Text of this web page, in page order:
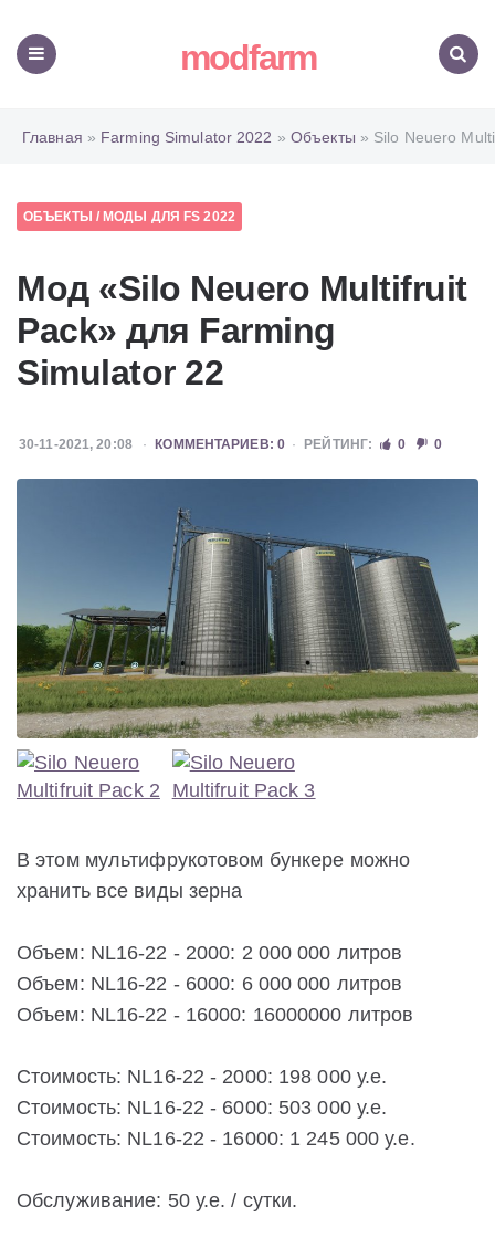
modfarm
Главная » Farming Simulator 2022 » Объекты » Silo Neuero
ОБЪЕКТЫ / МОДЫ ДЛЯ FS 2022
Мод «Silo Neuero Multifruit
Pack» для Farming
Simulator 22
30-11-2021, 20:08 КОММЕНТАРИЕВ: 0 РЕЙТИНГ: 0 0
В этом мультифрукотовом бункере можно
хранить все виды зерна
Объем: NL16-22 - 2000: 2 000 000 литров
Объем: NL16-22 - 6000: 6 000 000 литров
Объем: NL16-22 - 16000: 16000000 литров
Стоимость: NL16-22 - 2000: 198 000 у.е.
Стоимость: NL16-22 - 6000: 503 000 у.е.
Стоимость: NL16-22 - 16000: 1 245 000 у.е.
Обслуживание: 50 у.е. / сутки.